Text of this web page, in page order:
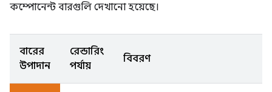
কম্পোনেন্ট বারগুলি দেখানো হয়েছে।
বারের
উপাদান
রেন্ডারিং
পর্যায়
বিবরণ